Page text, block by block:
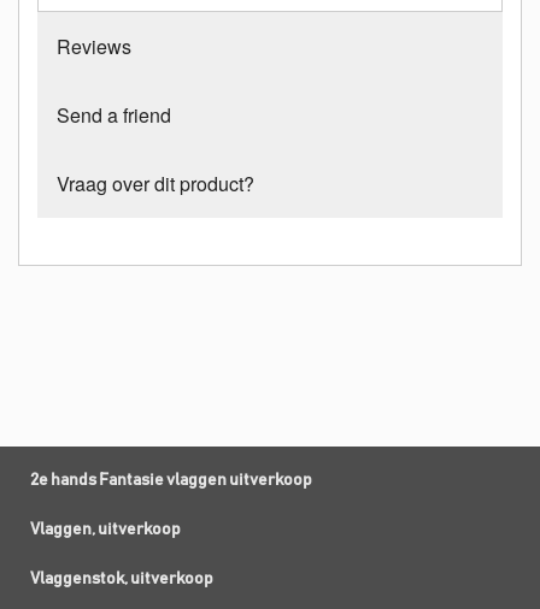
Reviews
Send a friend
Vraag over dit product?
2e hands Fantasie vlaggen uitverkoop
Vlaggen, uitverkoop
Vlaggenstok, uitverkoop